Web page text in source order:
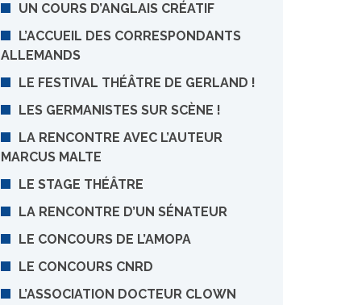
UN COURS D’ANGLAIS CRÉATIF
L’ACCUEIL DES CORRESPONDANTS
ALLEMANDS
LE FESTIVAL THÉÂTRE DE GERLAND !
LES GERMANISTES SUR SCÈNE !
LA RENCONTRE AVEC L’AUTEUR
MARCUS MALTE
LE STAGE THÉÂTRE
LA RENCONTRE D’UN SÉNATEUR
LE CONCOURS DE L’AMOPA
LE CONCOURS CNRD
L’ASSOCIATION DOCTEUR CLOWN